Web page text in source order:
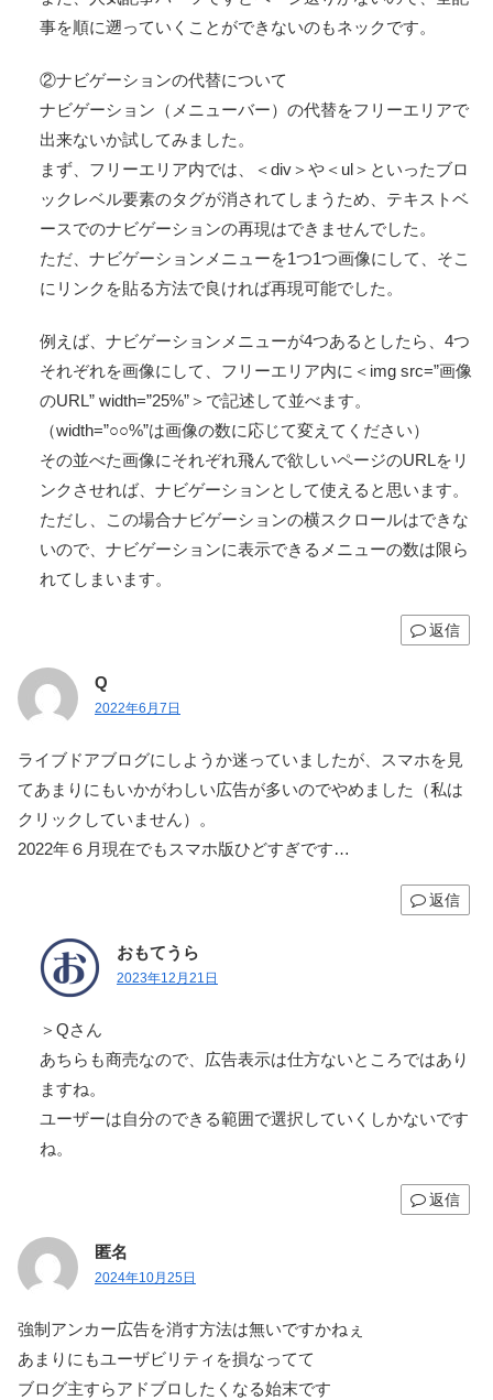
事を順に遡っていくことができないのもネックです。
②ナビゲーションの代替について
ナビゲーション（メニューバー）の代替をフリーエリアで
出来ないか試してみました。
まず、フリーエリア内では、＜div＞や＜ul＞といったブロ
ックレベル要素のタグが消されてしまうため、テキストベ
ースでのナビゲーションの再現はできませんでした。
ただ、ナビゲーションメニューを1つ1つ画像にして、そこ
にリンクを貼る方法で良ければ再現可能でした。
例えば、ナビゲーションメニューが4つあるとしたら、4つ
それぞれを画像にして、フリーエリア内に＜img src=”画像
のURL” width=”25%”＞で記述して並べます。
（width=”○○%”は画像の数に応じて変えてください）
その並べた画像にそれぞれ飛んで欲しいページのURLをリ
ンクさせれば、ナビゲーションとして使えると思います。
ただし、この場合ナビゲーションの横スクロールはできな
いので、ナビゲーションに表示できるメニューの数は限ら
れてしまいます。
返信
Q
2022年6月7日
ライブドアブログにしようか迷っていましたが、スマホを見
てあまりにもいかがわしい広告が多いのでやめました（私は
クリックしていません）。
2022年６月現在でもスマホ版ひどすぎです…
返信
おもてうら
2023年12月21日
＞Qさん
あちらも商売なので、広告表示は仕方ないところではあり
ますね。
ユーザーは自分のできる範囲で選択していくしかないです
ね。
返信
匿名
2024年10月25日
強制アンカー広告を消す方法は無いですかねぇ
あまりにもユーザビリティを損なってて
ブログ主すらアドブロしたくなる始末です